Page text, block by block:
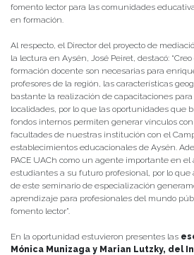
fomento lector para las comunidades
en formación.
Al respecto, el Director del proyecto de
la lectura en Aysén, José Peiret, destacó:
formación docente son necesarias para
profesores de la región, las características
bastante la realización de capacitaciones para
localidades, por lo que las oportunidades que
fondos internos permiten generar vínculos
facultades de nuestras institución con el
establecimientos educacionales de Aysén.
PACE UACh como un agente importante en el
estudiantes a su futuro profesional, por lo
de este seminario de especialización
aprendizaje para profesionales del mundo
fomento lector”.
En la oportunidad estuvieron presentes las
Mónica Munizaga y Marian Lutzky, del